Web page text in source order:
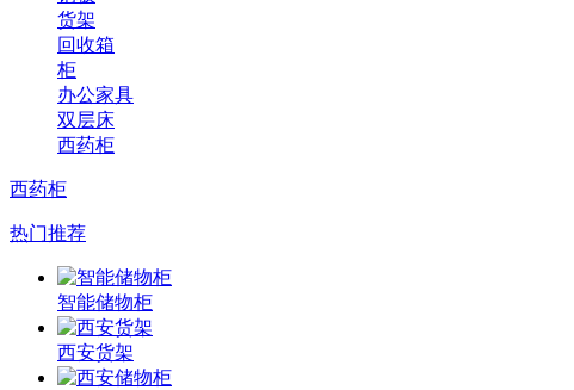
货架
回收箱
柜
办公家具
双层床
西药柜
西药柜
热门推荐
智能储物柜
西安货架